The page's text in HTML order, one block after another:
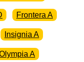
Frontera A
Insignia A
A